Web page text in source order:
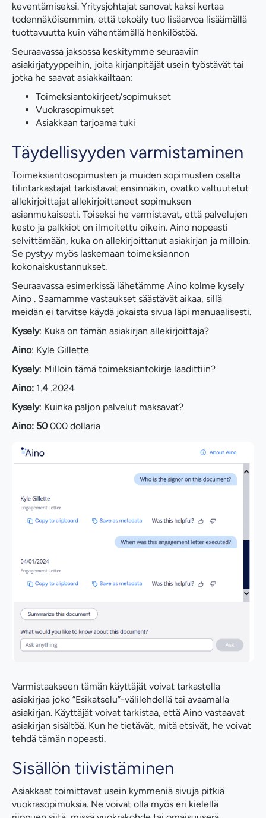
keventämiseksi. Yritysjohtajat sanovat kaksi kertaa
todennäköisemmin, että tekoäly tuo lisäarvoa lisäämällä
tuottavuutta kuin vähentämällä henkilöstöä.
Seuraavassa jaksossa keskitymme seuraaviin
asiakirjatyyppeihin, joita kirjanpitäjät usein työstävät tai
jotka he saavat asiakkailtaan:
Toimeksiantokirjeet/sopimukset
Vuokrasopimukset
Asiakkaan tarjoama tuki
Täydellisyyden varmistaminen
Toimeksiantosopimusten ja muiden sopimusten osalta
tilintarkastajat tarkistavat ensinnäkin, ovatko valtuutetut
allekirjoittajat allekirjoittaneet sopimuksen
asianmukaisesti. Toiseksi he varmistavat, että palvelujen
kesto ja palkkiot on ilmoitettu oikein. Aino nopeasti
selvittämään, kuka on allekirjoittanut asiakirjan ja milloin.
Se pystyy myös laskemaan toimeksiannon
kokonaiskustannukset.
Seuraavassa esimerkissä lähetämme Aino kolme kysely
Aino . Saamamme vastaukset säästävät aikaa, sillä
meidän ei tarvitse käydä jokaista sivua läpi manuaalisesti.
Kysely: Kuka on tämän asiakirjan allekirjoittaja?
Aino: Kyle Gillette
Kysely: Milloin tämä toimeksiantokirje laadittiin?
Aino: 1.4.2024
Kysely: Kuinka paljon palvelut maksavat?
Aino: 50000 dollaria
Varmistaakseen tämän käyttäjät voivat tarkastella
asiakirjaa joko ”Esikatselu”-välilehdellä tai avaamalla
asiakirjan. Käyttäjät voivat tarkistaa, että Aino vastaavat
asiakirjan sisältöä. Kun he tietävät, mitä etsivät, he voivat
tehdä tämän nopeasti.
Sisällön tiivistäminen
Asiakkaat toimittavat usein kymmeniä sivuja pitkiä
vuokrasopimuksia. Ne voivat olla myös eri kielellä